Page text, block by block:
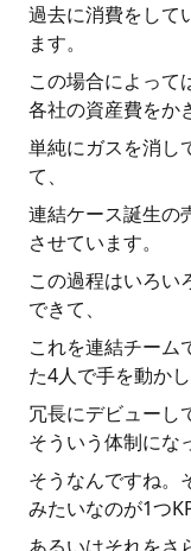
過去に消費をして
ます。
この場合によって
各社の資産費をか
単純にガスを消し
て、
連結ケース誕生の
させています。
この過程はいろい
できて、
これを連結チーム
た4人で手を動かし
冗長にデビューし
そういう体制にな
そうなんですね。
みたいなのが1つ